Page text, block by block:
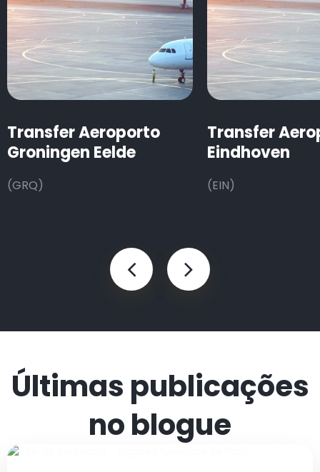
Transfer Aeroporto
Groningen Eelde
(GRQ)
Transfer
Eindhoven
(EIN)
Últimas publicações
no blogue